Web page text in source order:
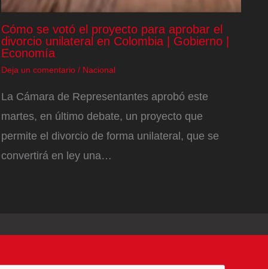
Cómo se votó el proyecto para aprobar el
divorcio unilateral en Colombia | Gobierno |
Economía
Deja un comentario / Nacional
La Cámara de Representantes aprobó este
martes, en último debate, un proyecto que
permite el divorcio de forma unilateral, que se
convertirá en ley una…